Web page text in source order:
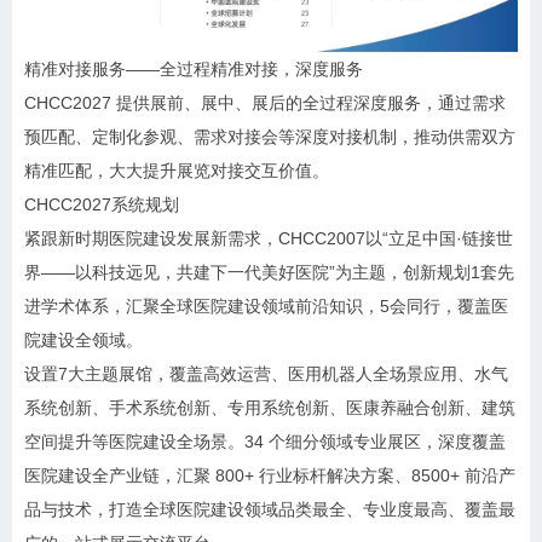
精准对接服务——全过程精准对接，深度服务
CHCC2027 提供展前、展中、展后的全过程深度服务，通过需求
预匹配、定制化参观、需求对接会等深度对接机制，推动供需双方
精准匹配，大大提升展览对接交互价值。
CHCC2027系统规划
紧跟新时期医院建设发展新需求，CHCC2007以“立足中国·链接世
界——以科技远见，共建下一代美好医院”为主题，创新规划1套先
进学术体系，汇聚全球医院建设领域前沿知识，5会同行，覆盖医
院建设全领域。
设置7大主题展馆，覆盖高效运营、医用机器人全场景应用、水气
系统创新、手术系统创新、专用系统创新、医康养融合创新、建筑
空间提升等医院建设全场景。34 个细分领域专业展区，深度覆盖
医院建设全产业链，汇聚 800+ 行业标杆解决方案、8500+ 前沿产
品与技术，打造全球医院建设领域品类最全、专业度最高、覆盖最